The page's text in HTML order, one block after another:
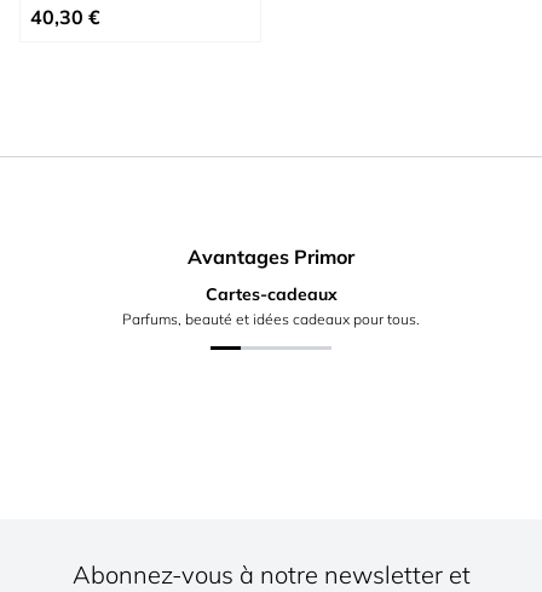
À partir de
40,30 €
Avantages Primor
Cartes-cadeaux
Parfums, beauté et idées cadeaux pour tous.
Abonnez-vous à notre newsletter et